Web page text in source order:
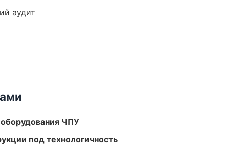
аудит
ЧПУ
под технологичность